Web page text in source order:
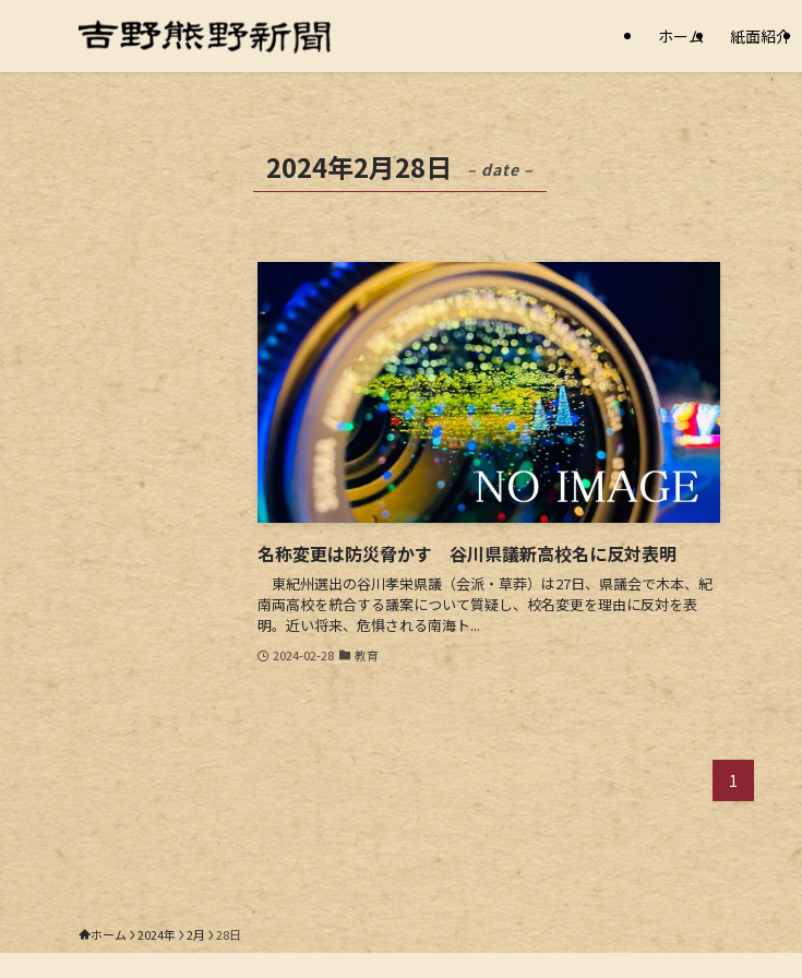
ホーム 紙面紹介
2024年2月28日 – date –
名称変更は防災脅かす 谷川県議新高校名に反対表明
東紀州選出の谷川孝栄県議（会派・草莽）は27日、県議会で木本、紀
南両高校を統合する議案について質疑し、校名変更を理由に反対を表
明。近い将来、危惧される南海ト...
2024-02-28 教育
1
ホーム 2024年 2月 28日